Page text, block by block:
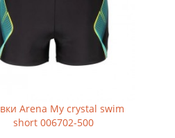
Плавки 4F M043 teal